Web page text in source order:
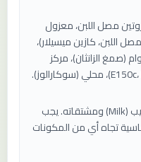
مصل اللبن، معزول
اللبن، كازين ميسيلار)،
(صمغ الزانثان)، مركز
يحتوي المنتج بشكل أساسي على الحليب (Milk) ومشتقاته. يجب
تجاه أي من المكونات